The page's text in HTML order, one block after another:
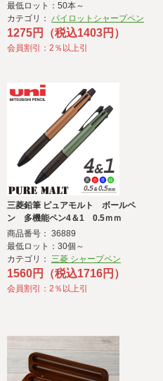
最低ロット：50本～
カテゴリ： パイロットシャープペン
1275円（税込1403円）
会員割引：2％以上引
三菱鉛筆 ピュアモルト ボールペ
ン 多機能ペン4＆1 0.5ｍｍ
商品番号： 36889
最低ロット：30個～
カテゴリ： 三菱 シャープペン
1560円（税込1716円）
会員割引：2％以上引